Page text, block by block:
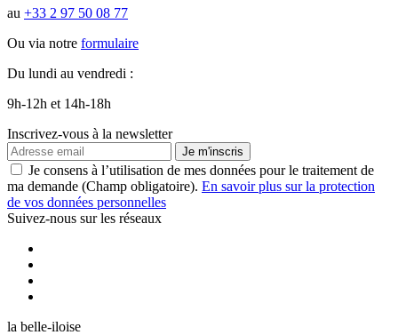
au +33 2 97 50 08 77
Ou via notre formulaire
Du lundi au vendredi :
9h-12h et 14h-18h
Inscrivez-vous à la newsletter
Je m'inscris
Je consens à l’utilisation de mes données pour le traitement de
ma demande (Champ obligatoire). En savoir plus sur la protection
de vos données personnelles
Suivez-nous sur les réseaux
la belle-iloise